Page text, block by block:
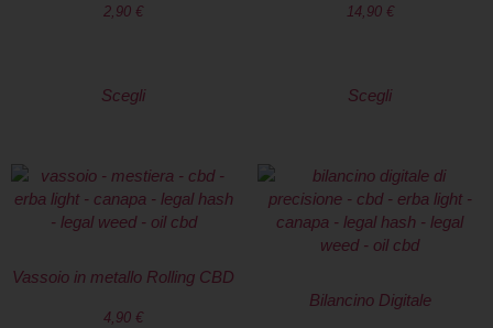
2,90 €
Scegli
14,90 €
Scegli
Vassoio in metallo Rolling CBD
4,90 €
Bilancino Digitale